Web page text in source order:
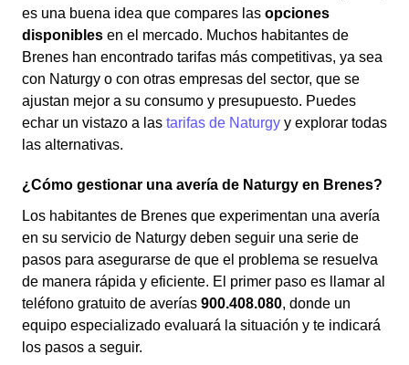
es una buena idea que compares las opciones
disponibles en el mercado. Muchos habitantes de
Brenes han encontrado tarifas más competitivas, ya sea
con Naturgy o con otras empresas del sector, que se
ajustan mejor a su consumo y presupuesto. Puedes
echar un vistazo a las tarifas de Naturgy y explorar todas
las alternativas.
¿Cómo gestionar una avería de Naturgy en Brenes?
Los habitantes de Brenes que experimentan una avería
en su servicio de Naturgy deben seguir una serie de
pasos para asegurarse de que el problema se resuelva
de manera rápida y eficiente. El primer paso es llamar al
teléfono gratuito de averías 900.408.080, donde un
equipo especializado evaluará la situación y te indicará
los pasos a seguir.